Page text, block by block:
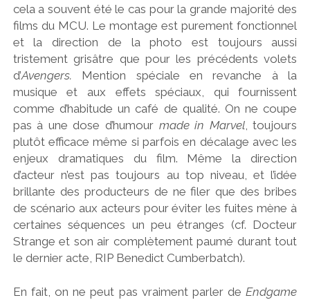
cela a souvent été le cas pour la grande majorité des
films du MCU. Le montage est purement fonctionnel
et la direction de la photo est toujours aussi
tristement grisâtre que pour les précédents volets
d’Avengers. Mention spéciale en revanche à la
musique et aux effets spéciaux, qui fournissent
comme d’habitude un café de qualité. On ne coupe
pas à une dose d’humour made in Marvel, toujours
plutôt efficace même si parfois en décalage avec les
enjeux dramatiques du film. Même la direction
d’acteur n’est pas toujours au top niveau, et l’idée
brillante des producteurs de ne filer que des bribes
de scénario aux acteurs pour éviter les fuites mène à
certaines séquences un peu étranges (cf. Docteur
Strange et son air complètement paumé durant tout
le dernier acte, RIP Benedict Cumberbatch).
En fait, on ne peut pas vraiment parler deEndgame